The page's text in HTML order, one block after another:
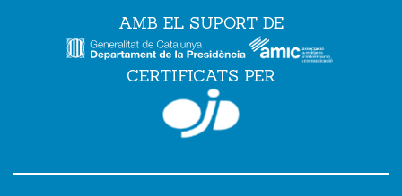
AMB EL SUPORT DE
CERTIFICATS PER